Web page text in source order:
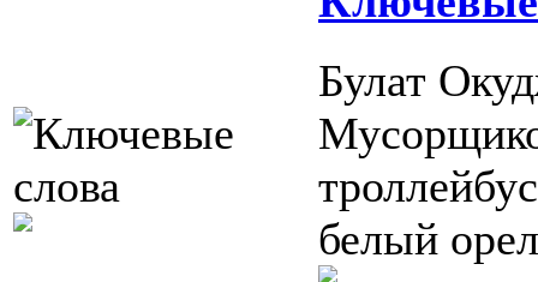
Булат
белый